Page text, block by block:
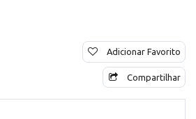
Adicionar Favorito
Compartilhar